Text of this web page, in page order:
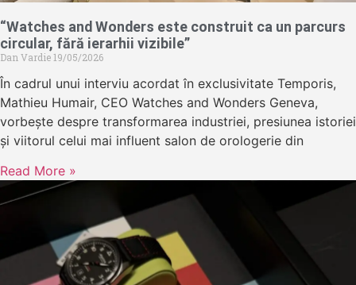
“Watches and Wonders este construit ca un parcurs
circular, fără ierarhii vizibile”
Dan Vardie19/05/2026
În cadrul unui interviu acordat în exclusivitate Temporis,
Mathieu Humair, CEO Watches and Wonders Geneva,
vorbește despre transformarea industriei, presiunea istoriei
și viitorul celui mai influent salon de orologerie din
Read More »